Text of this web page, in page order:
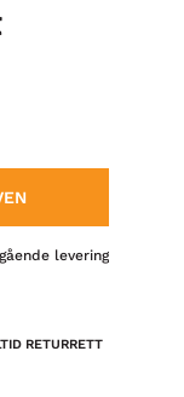
levering
RETURRETT